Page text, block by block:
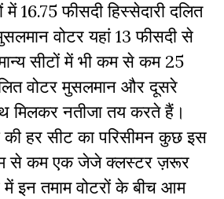
16.75 फीसदी हिस्सेदारी दलित
वोटर यहां 13 फीसदी से
सीटों में भी कम से कम 25
वोटर मुसलमान और दूसरे
मिलकर नतीजा तय करते हैं।
की हर सीट का परिसीमन कुछ इस
से कम एक जेजे क्लस्टर ज़रूर
इन तमाम वोटरों के बीच आम